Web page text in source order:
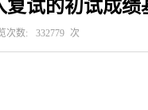
复试的初试成绩
次数: 332779 次